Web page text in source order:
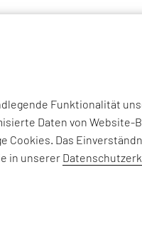
Informationen zu
Funktionalität
Daten von Website-
Cookies. Das
in unserer